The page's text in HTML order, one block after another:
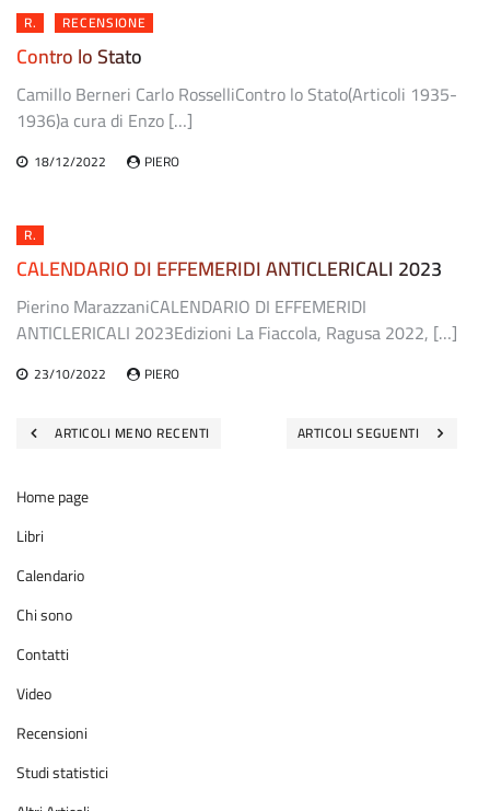
R. RECENSIONE
Contro lo Stato
Camillo Berneri Carlo RosselliContro lo Stato(Articoli 1935-
1936)a cura di Enzo […]
18/12/2022 PIERO
R.
CALENDARIO DI EFFEMERIDI ANTICLERICALI 2023
Pierino MarazzaniCALENDARIO DI EFFEMERIDI
ANTICLERICALI 2023Edizioni La Fiaccola, Ragusa 2022, […]
23/10/2022 PIERO
Navigazione
ARTICOLI MENO RECENTI ARTICOLI SEGUENTI
Home page
Libri
Calendario
Chi sono
Contatti
Video
Recensioni
Studi statistici